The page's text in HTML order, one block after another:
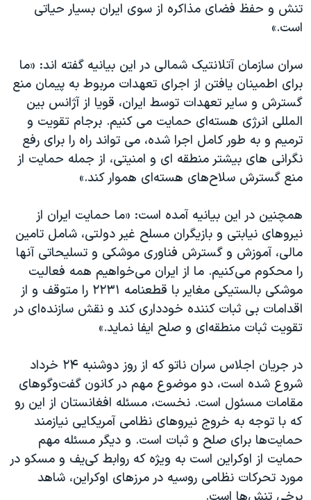
تنش و حفظ فضای مذاکره از سوی ایران بسیار حیاتی
است.»
سران سازمان آتلانتیک شمالی در این بیانیه گفته اند: «ما
برای اطمینان یافتن از اجرای تعهدات مربوط به پیمان منع
گسترش و سایر تعهدات توسط ایران، قویا از آژانس بین
المللی انرژی هسته‌ای حمایت می کنیم. برجام تقویت و
ترمیم و به طور کامل اجرا شده، می تواند راه را برای رفع
نگرانی های بیشتر منطقه ای و امنیتی، از جمله حمایت از
منع گسترش سلاح‌های هسته‌ای هموار کند.»
همچنین در این بیانیه آمده است: «ما حمایت ایران از
نیروهای نیابتی و بازیگران مسلح غیر دولتی، شامل تامین
مالی، آموزش و گسترش فناوری موشکی و تسلیحاتی آنها
را محکوم می‌کنیم. ما از ایران می‌خواهیم همه فعالیت
موشکی بالستیکی مغایر با قطعنامه ۲۲۳۱ را متوقف و از
اقدامات بی ثبات کننده خودداری کند و نقش سازنده‌ای در
تقویت ثبات منطقه‌ای و صلح ایفا نماید.»
در جریان اجلاس سران ناتو که از روز دوشنبه ۲۴ خرداد
شروع شده است، دو موضوع مهم در کانون گفت‌وگوهای
مقامات مسئول است. نخست، مسئله افغانستان از این رو
که با توجه به خروج نیروهای نظامی آمریکایی نیازمند
حمایت‌ها برای صلح و ثبات است. و دیگر مسئله مهم
حمایت از اوکراین است به ویژه که روابط کی‌یف و مسکو در
مورد تحرکات نظامی روسیه در مرزهای اوکراین، شاهد